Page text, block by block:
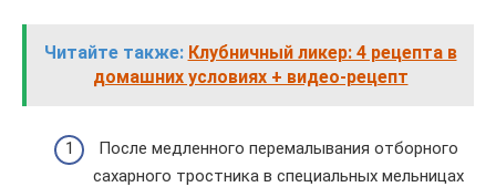
Читайте также: Клубничный ликер: 4 рецепта в
домашних условиях + видео-рецепт
После медленного перемалывания отборного
сахарного тростника в специальных мельницах